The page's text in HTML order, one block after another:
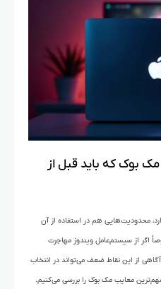
مک بوک که باید قبل از
محدودیت‌هایی هم در استفاده از آن
اگر از سیستم‌عامل ویندوز مهاجرت
از این نقاط ضعف می‌تواند در انتخاب